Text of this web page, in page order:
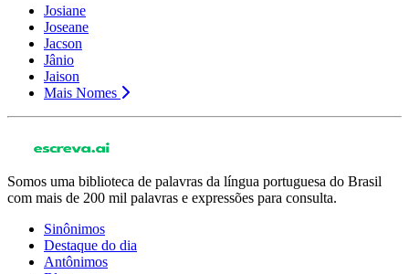
Josiane
Joseane
Jacson
Jânio
Jaison
Mais Nomes
Somos uma biblioteca de palavras da língua portuguesa do Brasil
com mais de 200 mil palavras e expressões para consulta.
Sinônimos
Destaque do dia
Antônimos